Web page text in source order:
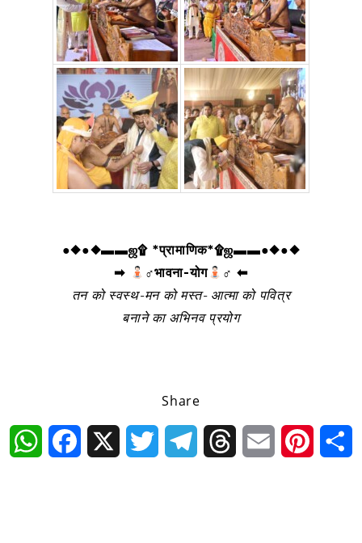
●◆●◆▬▬ஜ۩ *प्रामाणिक*۩ஜ▬▬●◆●◆
➡
‍♂भावना-योग
‍♂ ⬅
तन को स्वस्थ-मन को मस्त- आत्मा को पवित्र
बनाने का अभिनव प्रयोग
Share
WhatsAppFacebook Twitter TelegramThreadsEmail